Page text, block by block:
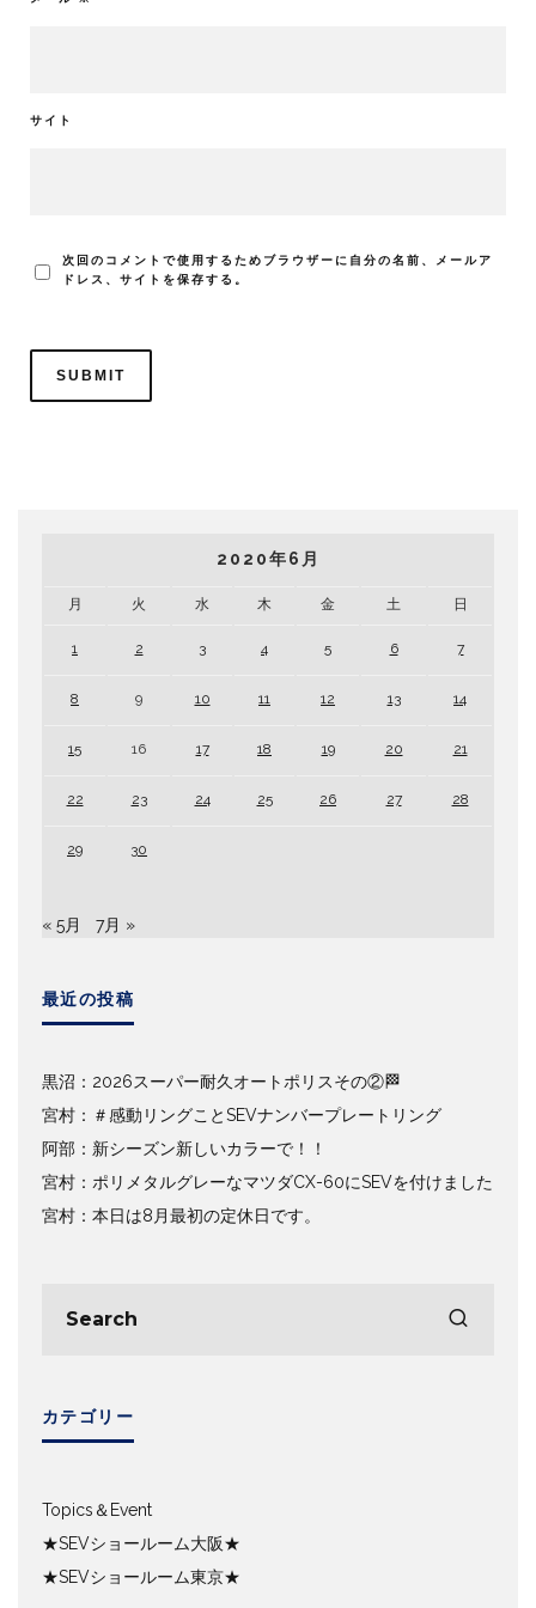
サイト
次回のコメントで使用するためブラウザーに自分の名前、メールア
ドレス、サイトを保存する。
2020年6月
月 火 水 木 金 土 日
1 2 3 4 5 6 7
8 9 10 11 12 13 14
15 16 17 18 19 20 21
22 23 24 25 26 27 28
29 30
« 5月 7月 »
最近の投稿
黒沼：2026スーパー耐久オートポリスその②🏁
宮村：＃感動リングことSEVナンバープレートリング
阿部：新シーズン新しいカラーで！！
宮村：ポリメタルグレーなマツダCX-60にSEVを付けました
宮村：本日は8月最初の定休日です。
カテゴリー
Topics＆Event
★SEVショールーム大阪★
★SEVショールーム東京★